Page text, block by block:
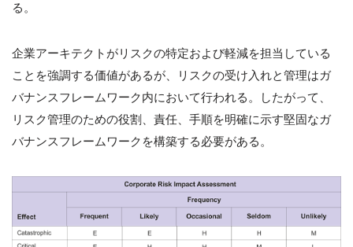
る。
企業アーキテクトがリスクの特定および軽減を担当している
ことを強調する価値があるが、リスクの受け入れと管理はガ
バナンスフレームワーク内において行われる。したがって、
リスク管理のための役割、責任、手順を明確に示す堅固なガ
バナンスフレームワークを構築する必要がある。